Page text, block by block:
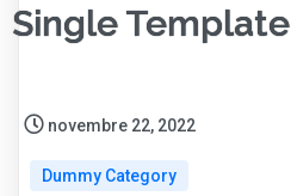
Single Template
novembre 22, 2022
Dummy Category